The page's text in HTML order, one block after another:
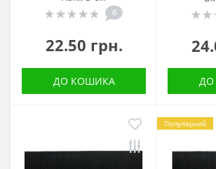
0
22.50 грн.
ДО КОШИКА
Популярний